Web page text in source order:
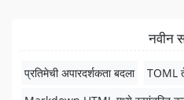
नवीन
प्रतिमेची अपारदर्शकता बदला
TOML